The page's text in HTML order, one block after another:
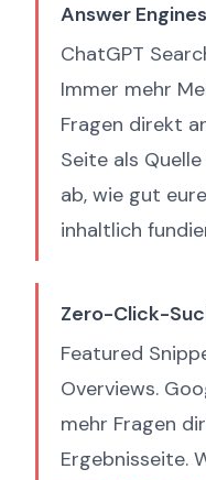
Answer
ChatGPT
Immer mehr
Fragen direkt
Seite als
ab, wie gut
inhaltlich
Zero-Click-
Featured
Overviews.
mehr Fragen
Ergebnisseite.